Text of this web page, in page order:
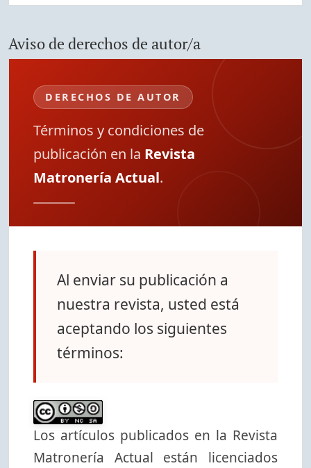
Aviso de derechos de autor/a
DERECHOS DE AUTOR
Términos y condiciones de
publicación en la Revista
Matronería Actual.
Al enviar su publicación a
nuestra revista, usted está
aceptando los siguientes
términos:
Los artículos publicados en la Revista
Matronería Actual están licenciados